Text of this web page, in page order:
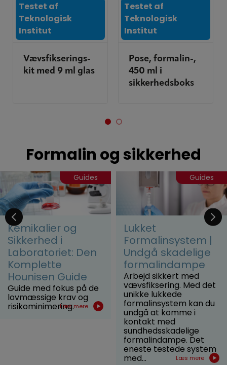
Testet af
Teknologisk
Institut
Vævsfikserings-
kit med 9 ml glas
Testet af
Teknologisk
Institut
Pose, formalin-,
450 ml i
sikkerhedsboks
Formalin og sikkerhed
Guides
Kemikalier og
Sikkerhed i
Laboratoriet: Den
Komplette
Hounisen Guide
Guide med fokus på de
lovmæssige krav og
risikominimering.Læs mere
Guides
Lukket
Formalinsystem |
Undgå skadelige
formalindampe
Arbejd sikkert med
vævsfiksering. Med det
unikke lukkede
formalinsystem kan du
undgå at komme i
kontakt med
sundhedsskadelige
formalindampe. Det
eneste testede system
med... Læs mere